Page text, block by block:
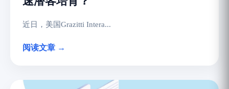
近日，美国Grazitti Intera...
阅读文章 →